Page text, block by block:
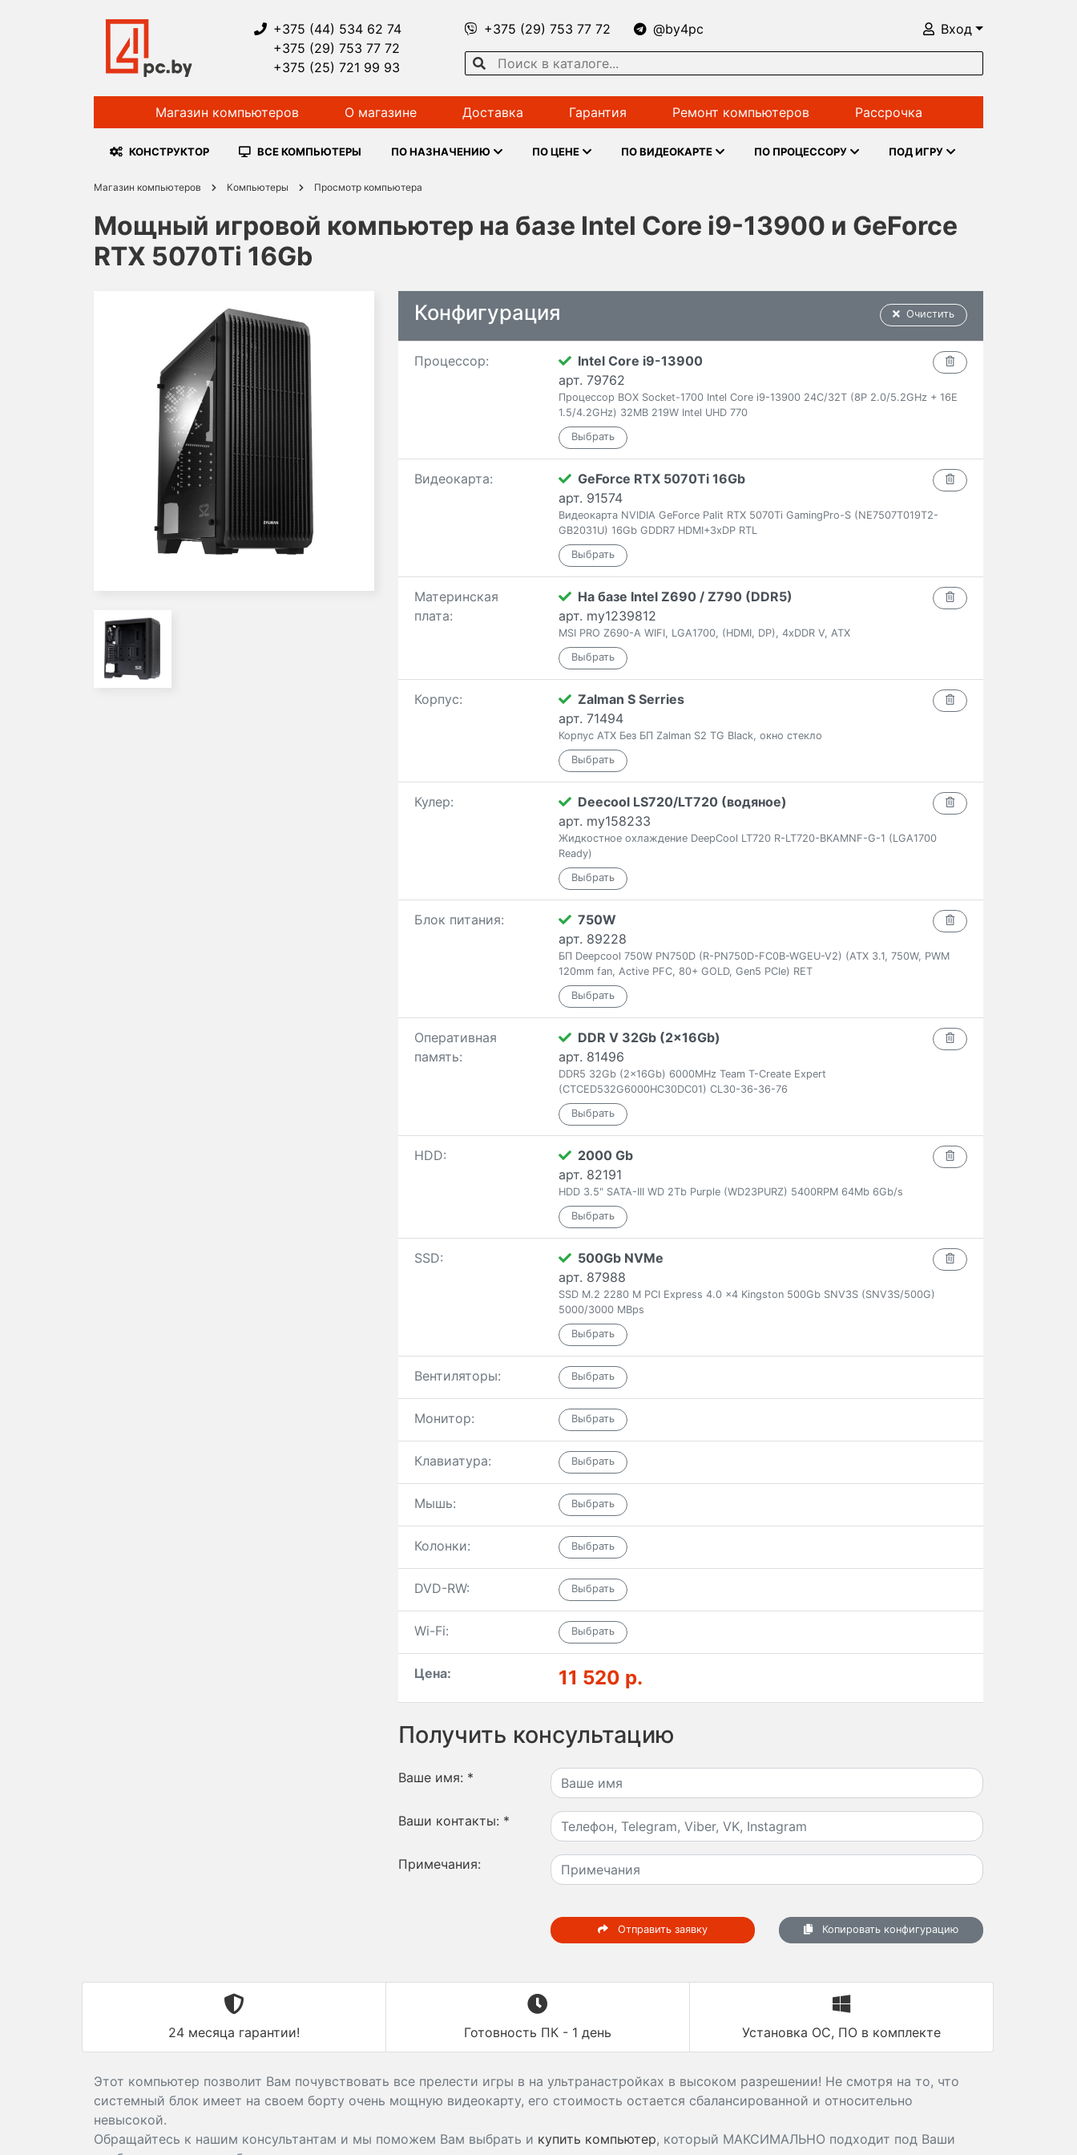
+375 (44) 534 62 74
+375 (29) 753 77 72
+375 (25) 721 99 93
+375 (29) 753 77 72 @by4pc Вход
Магазин компьютеров О магазине Доставка Гарантия Ремонт компьютеров Рассрочка
КОНСТРУКТОР ВСЕ КОМПЬЮТЕРЫ ПО НАЗНАЧЕНИЮ ПО ЦЕНЕ ПО ВИДЕОКАРТЕ ПО ПРОЦЕССОРУ ПОД ИГРУ
Магазин компьютеров Компьютеры Просмотр компьютера
Мощный игровой компьютер на базе Intel Core i9-13900 и GeForce
RTX 5070Ti 16Gb
Очистить
Конфигурация
Процессор:
Intel Core i9-13900
арт. 79762
Процессор BOX Socket-1700 Intel Core i9-13900 24C/32T (8P 2.0/5.2GHz + 16E
1.5/4.2GHz) 32MB 219W Intel UHD 770
Видеокарта:
GeForce RTX 5070Ti 16Gb
арт. 91574
Видеокарта NVIDIA GeForce Palit RTX 5070Ti GamingPro-S (NE7507T019T2-
GB2031U) 16Gb GDDR7 HDMI+3xDP RTL
Материнская
плата:
На базе Intel Z690 / Z790 (DDR5)
арт. my1239812
MSI PRO Z690-A WIFI, LGA1700, (HDMI, DP), 4xDDR V, ATX
Корпус:
Zalman S Serries
арт. 71494
Корпус ATX Без БП Zalman S2 TG Black, окно стекло
Кулер:
Deecool LS720/LT720 (водяное)
арт. my158233
Жидкостное охлаждение DeepCool LT720 R-LT720-BKAMNF-G-1 (LGA1700
Ready)
Блок питания:
750W
арт. 89228
БП Deepcool 750W PN750D (R-PN750D-FC0B-WGEU-V2) (ATX 3.1, 750W, PWM
120mm fan, Active PFC, 80+ GOLD, Gen5 PCIe) RET
Оперативная
память:
DDR V 32Gb (2x16Gb)
арт. 81496
DDR5 32Gb (2x16Gb) 6000MHz Team T-Create Expert
(CTCED532G6000HC30DC01) CL30-36-36-76
HDD:
2000 Gb
арт. 82191
HDD 3.5" SATA-III WD 2Tb Purple (WD23PURZ) 5400RPM 64Mb 6Gb/s
SSD:
500Gb NVMe
арт. 87988
SSD M.2 2280 M PCI Express 4.0 x4 Kingston 500Gb SNV3S (SNV3S/500G)
5000/3000 MBps
Вентиляторы:
Монитор:
Клавиатура:
Мышь:
Колонки:
DVD-RW:
Wi-Fi:
Цена: 11 520 р.
Получить консультацию
Ваше имя: *
Ваши контакты: *
Примечания:
Отправить заявку Копировать конфигурацию
24 месяца гарантии! Готовность ПК - 1 день Установка ОС, ПО в комплекте
Этот компьютер позволит Вам почувствовать все прелести игры в на ультранастройках в высоком разрешении! Не смотря на то, что
системный блок имеет на своем борту очень мощную видеокарту, его стоимость остается сбалансированной и относительно
невысокой.
Обращайтесь к нашим консультантам и мы поможем Вам выбрать и купить компьютер, который МАКСИМАЛЬНО подходит под Ваши